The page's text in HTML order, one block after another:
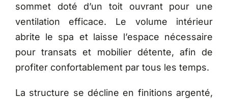
sommet doté d’un toit ouvrant pour une
ventilation efficace. Le volume intérieur
abrite le spa et laisse l’espace nécessaire
pour transats et mobilier détente, afin de
profiter confortablement par tous les temps.
La structure se décline en finitions argenté,